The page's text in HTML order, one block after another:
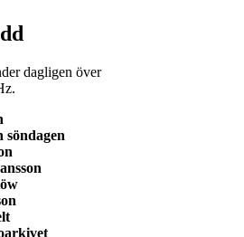
dagligen över
söndagen